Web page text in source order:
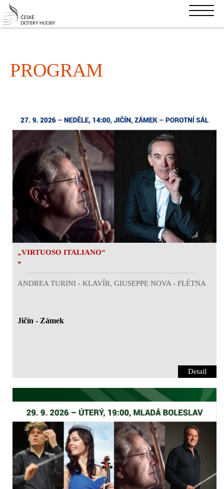
PROGRAM
„VIRTUOSO ITALIANO“
*
ANDREA TURINI - KLAVÍR, GIUSEPPE NOVA - FLÉTNA
Jičín - Zámek
Detail